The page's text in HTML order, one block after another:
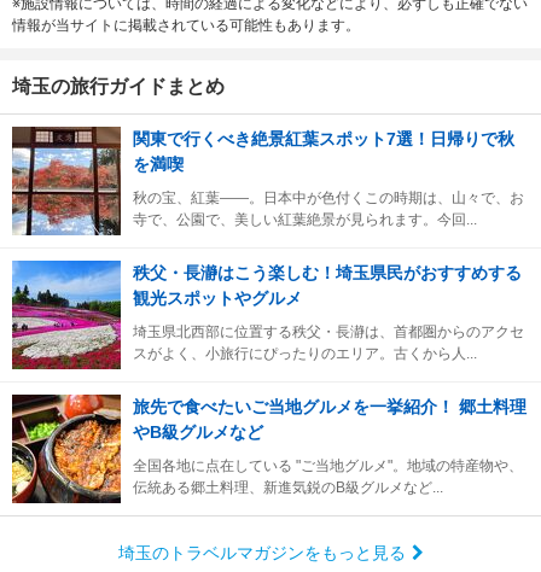
※施設情報については、時間の経過による変化などにより、必ずしも正確でない
情報が当サイトに掲載されている可能性もあります。
埼玉の旅行ガイドまとめ
関東で行くべき絶景紅葉スポット7選！日帰りで秋
を満喫
秋の宝、紅葉――。日本中が色付くこの時期は、山々で、お
寺で、公園で、美しい紅葉絶景が見られます。今回...
秩父・長瀞はこう楽しむ！埼玉県民がおすすめする
観光スポットやグルメ
埼玉県北西部に位置する秩父・長瀞は、首都圏からのアクセ
スがよく、小旅行にぴったりのエリア。古くから人...
旅先で食べたいご当地グルメを一挙紹介！ 郷土料理
やB級グルメなど
全国各地に点在している "ご当地グルメ"。地域の特産物や、
伝統ある郷土料理、新進気鋭のB級グルメなど...
埼玉のトラベルマガジンをもっと見る